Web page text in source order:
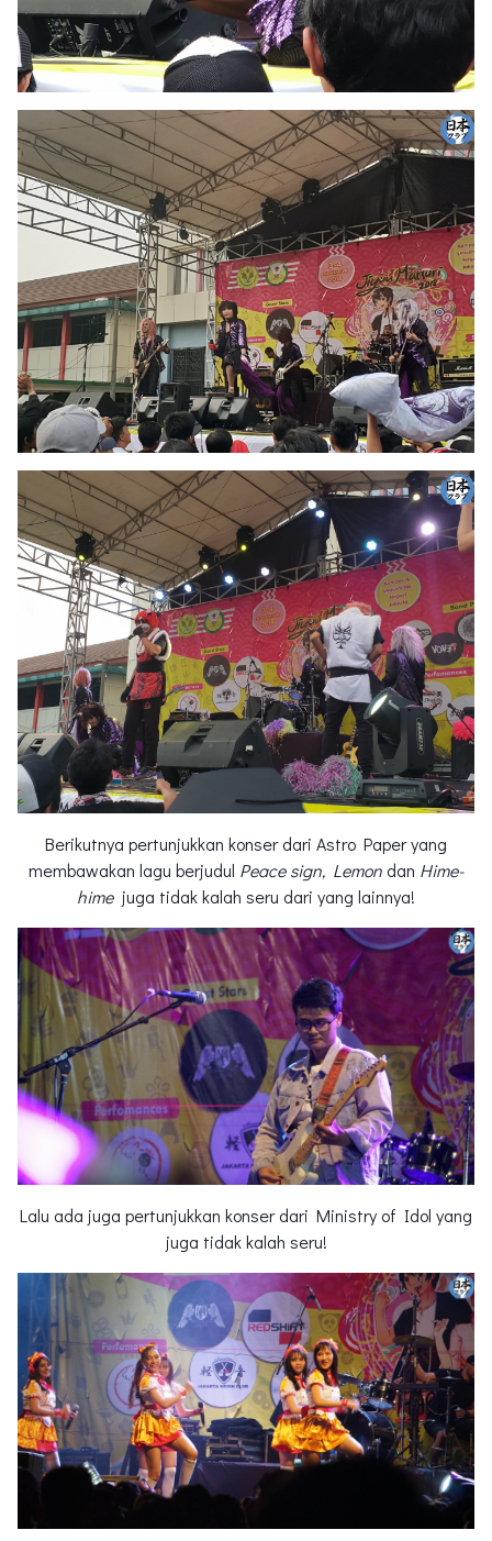
Berikutnya pertunjukkan konser dari Astro Paper yang
membawakan lagu berjudul Peace sign, Lemon dan Hime-
hime juga tidak kalah seru dari yang lainnya!
Lalu ada juga pertunjukkan konser dari Ministry of Idol yang
juga tidak kalah seru!